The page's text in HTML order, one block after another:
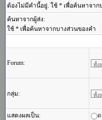
ต้องไม่มีคำนี้อยู่. ใช้ * เพื่อค้นหาจาก
ค้นหาจากผู้ส่ง:
ใช้ * เพื่อค้นหาจากบางส่วนของคำ
Forum:
กลุ่ม:
แสดงผลเป็น: